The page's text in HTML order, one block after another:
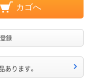
カゴへ
録
あります。